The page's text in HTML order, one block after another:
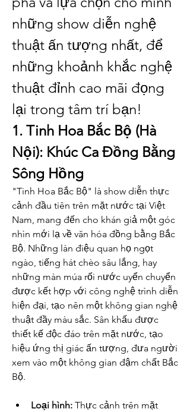
những show diễn nghệ
thuật ấn tượng nhất, để
những khoảnh khắc nghệ
thuật đỉnh cao mãi đọng
lại trong tâm trí bạn!
1. Tinh Hoa Bắc Bộ (Hà
Nội): Khúc Ca Đồng Bằng
Sông Hồng
"Tinh Hoa Bắc Bộ" là show diễn thực
cảnh đầu tiên trên mặt nước tại Việt
Nam, mang đến cho khán giả một góc
nhìn mới lạ về văn hóa đồng bằng Bắc
Bộ. Những làn điệu quan họ ngọt
ngào, tiếng hát chèo sâu lắng, hay
những màn múa rối nước uyển chuyển
được kết hợp với công nghệ trình diễn
hiện đại, tạo nên một không gian nghệ
thuật đầy màu sắc. Sân khấu được
thiết kế độc đáo trên mặt nước, tạo
hiệu ứng thị giác ấn tượng, đưa người
xem vào một không gian đậm chất Bắc
Bộ.
Loại hình: Thực cảnh trên mặt